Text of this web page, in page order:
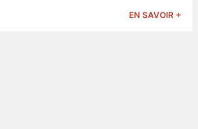
EN SAVOIR +